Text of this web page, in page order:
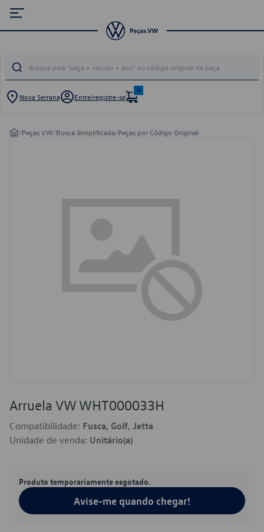
Nova Serrana Entre/registre-se
0
/Peças VW/Busca Simplificada/Peças por Código Original
Arruela VW WHT000033H
Compatibilidade: Fusca, Golf, Jetta
Unidade de venda: Unitário(a)
Produto temporariamente esgotado.
Avise-me quando chegar!